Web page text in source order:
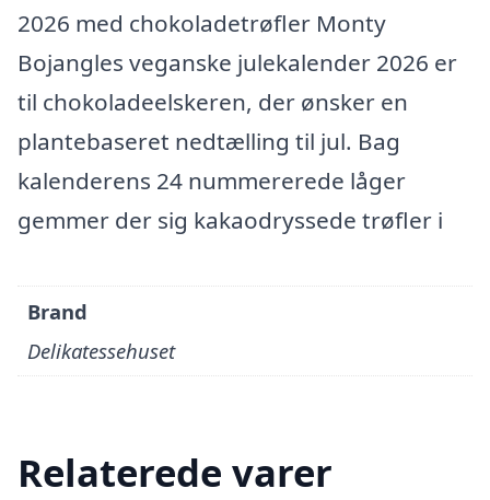
2026 med chokoladetrøfler Monty
Bojangles veganske julekalender 2026 er
til chokoladeelskeren, der ønsker en
plantebaseret nedtælling til jul. Bag
kalenderens 24 nummererede låger
gemmer der sig kakaodryssede trøfler i
Brand
Delikatessehuset
Relaterede varer